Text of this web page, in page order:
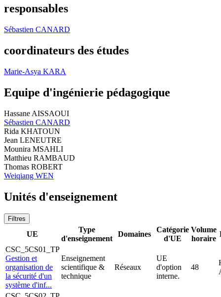
responsables
Sébastien CANARD
coordinateurs des études
Marie-Asya KARA
Equipe d'ingénierie pédagogique
Hassane AISSAOUI
Sébastien CANARD
Rida KHATOUN
Jean LENEUTRE
Mounira MSAHLI
Matthieu RAMBAUD
Thomas ROBERT
Weiqiang WEN
Unités d'enseignement
Filtres
UE
Type
d'enseignement
Domaines
Catégorie
d'UE
Volume
horaire
CSC_5CS01_TP
Gestion et
organisation de
la sécurité d'un
système d'inf...
Enseignement
scientifique &
technique
Réseaux
UE
d'option
interne.
48